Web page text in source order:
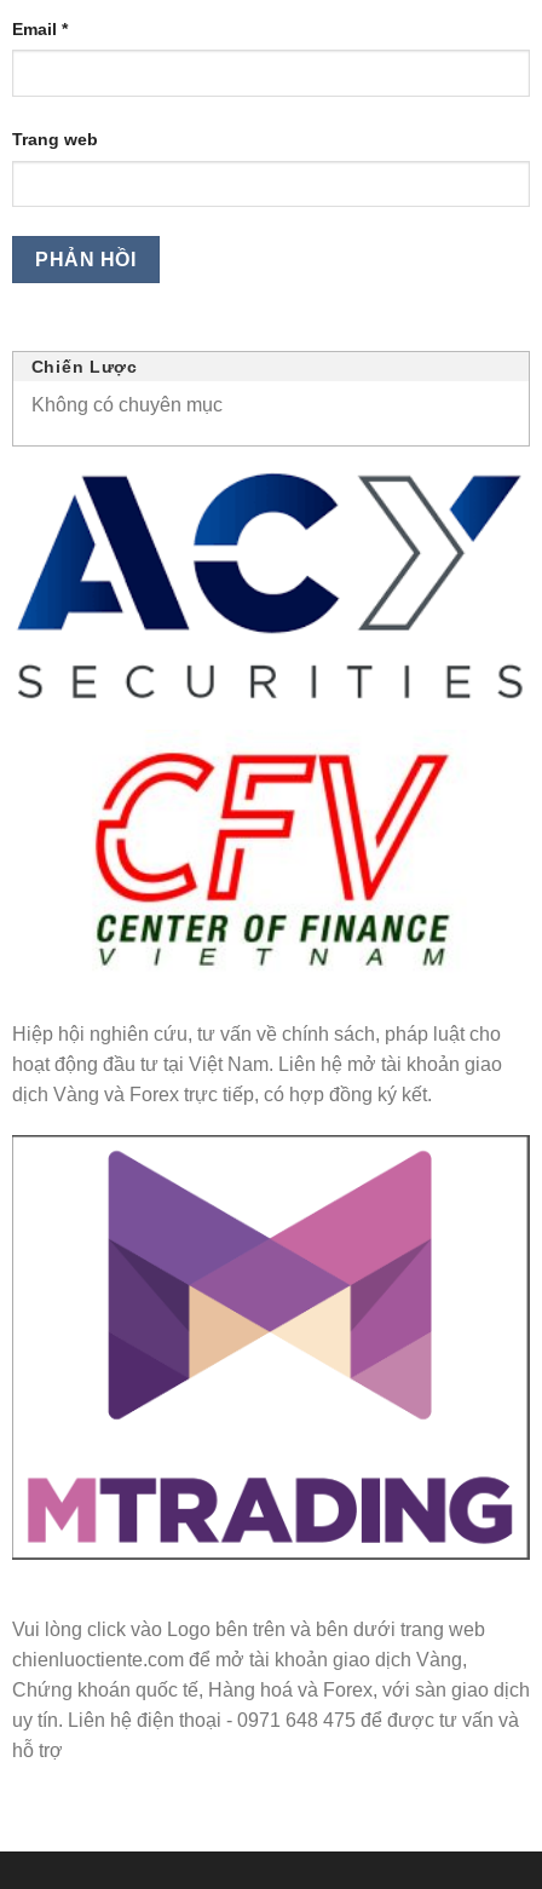
Email *
Trang web
Chiến Lược
Không có chuyên mục
Hiệp hội nghiên cứu, tư vấn về chính sách, pháp luật cho
hoạt động đầu tư tại Việt Nam. Liên hệ mở tài khoản giao
dịch Vàng và Forex trực tiếp, có hợp đồng ký kết.
Vui lòng click vào Logo bên trên và bên dưới trang web
chienluoctiente.com để mở tài khoản giao dịch Vàng,
Chứng khoán quốc tế, Hàng hoá và Forex, với sàn giao dịch
uy tín. Liên hệ điện thoại - 0971 648 475 để được tư vấn và
hỗ trợ